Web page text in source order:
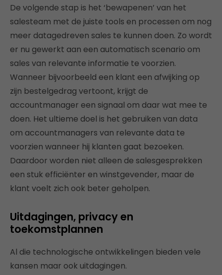
De volgende stap is het ‘bewapenen’ van het
salesteam met de juiste tools en processen om nog
meer datagedreven sales te kunnen doen. Zo wordt
er nu gewerkt aan een automatisch scenario om
sales van relevante informatie te voorzien.
Wanneer bijvoorbeeld een klant een afwijking op
zijn bestelgedrag vertoont, krijgt de
accountmanager een signaal om daar wat mee te
doen. Het ultieme doel is het gebruiken van data
om accountmanagers van relevante data te
voorzien wanneer hij klanten gaat bezoeken.
Daardoor worden niet alleen de salesgesprekken
een stuk efficiënter en winstgevender, maar de
klant voelt zich ook beter geholpen.
Uitdagingen, privacy en
toekomstplannen
Al die technologische ontwikkelingen bieden vele
kansen maar ook uitdagingen.